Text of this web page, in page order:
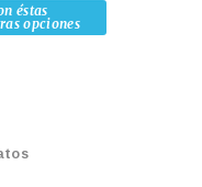
éstas
opciones